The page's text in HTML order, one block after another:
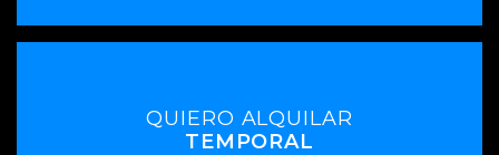
QUIERO ALQUILAR
TEMPORAL